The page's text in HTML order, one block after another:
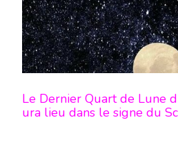
2018
–
EN
MODE
Le Dernier Quart de Lune
ura lieu dans le signe du